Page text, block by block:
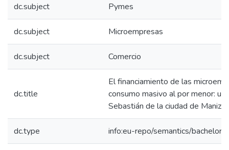
dc.subject Pymes
dc.subject Microempresas
dc.subject Comercio
dc.title
El financiamiento de las
consumo masivo al por menor: un
Sebastián de la ciudad de
dc.type info:eu-repo/semantics/